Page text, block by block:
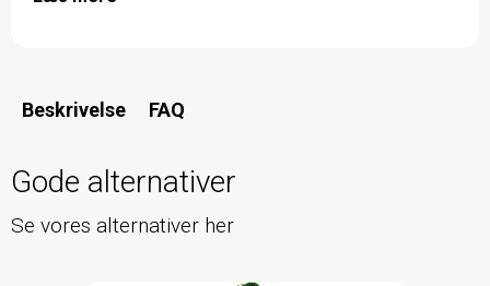
Beskrivelse FAQ
Gode alternativer
Se vores alternativer her